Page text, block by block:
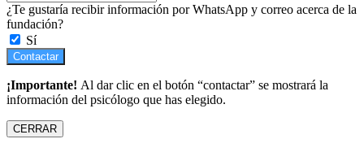
¿Te gustaría recibir información por WhatsApp y correo acerca de la
fundación?
Sí
Contactar
¡Importante! Al dar clic en el botón “contactar” se mostrará la
información del psicólogo que has elegido.
CERRAR